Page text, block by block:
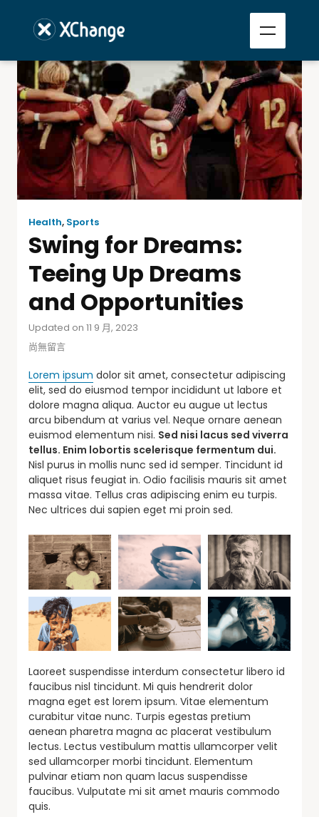
Health, Sports
Swing for Dreams:
Teeing Up Dreams
and Opportunities
Updated on 11 9 月, 2023
尚無留言
Lorem ipsum dolor sit amet, consectetur adipiscing
elit, sed do eiusmod tempor incididunt ut labore et
dolore magna aliqua. Auctor eu augue ut lectus
arcu bibendum at varius vel. Neque ornare aenean
euismod elementum nisi. Sed nisi lacus sed viverra
tellus. Enim lobortis scelerisque fermentum dui.
Nisl purus in mollis nunc sed id semper. Tincidunt id
aliquet risus feugiat in. Odio facilisis mauris sit amet
massa vitae. Tellus cras adipiscing enim eu turpis.
Nec ultrices dui sapien eget mi proin sed.
Laoreet suspendisse interdum consectetur libero id
faucibus nisl tincidunt. Mi quis hendrerit dolor
magna eget est lorem ipsum. Vitae elementum
curabitur vitae nunc. Turpis egestas pretium
aenean pharetra magna ac placerat vestibulum
lectus. Lectus vestibulum mattis ullamcorper velit
sed ullamcorper morbi tincidunt. Elementum
pulvinar etiam non quam lacus suspendisse
faucibus. Vulputate mi sit amet mauris commodo
quis.